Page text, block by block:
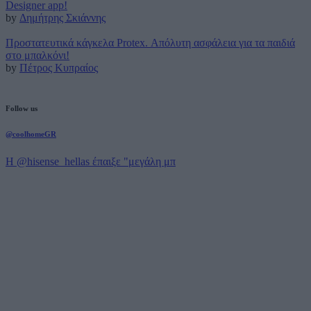
Designer app!
by Δημήτρης Σκιάννης
Προστατευτικά κάγκελα Protex. Απόλυτη ασφάλεια για τα παιδιά
στο μπαλκόνι!
by Πέτρος Κυπραίος
Follow us
@coolhomeGR
Η @hisense_hellas έπαιξε "μεγάλη μπ